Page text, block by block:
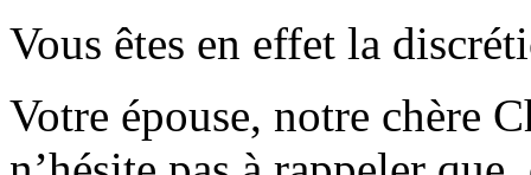
Vous êtes en effet la
Votre épouse, notre chère